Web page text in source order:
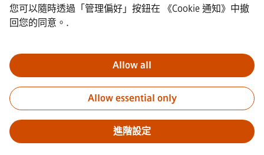
您可以隨時透過「管理偏好」按鈕在
《Cookie 通知》中撤
回您的同意。 .
Allow all
Allow essential only
進階設定
·
前、申請中及申請後）均不會收取任何費用。我們不會要求提供銀
行帳戶資料或個人財務資訊作為錄用保證。同時，請勿打開任何看
似來自西門子招募人員的電子郵件附件，除非您確信該聯絡來自我
們正在進行的正式招聘流程中的專業人員。